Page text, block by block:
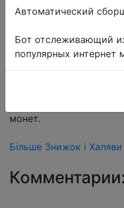
Знижка монетками 8
монет.
Більше Знижок і
Комментарии:
Автоматический
Бот отслеживающий
популярных интернет